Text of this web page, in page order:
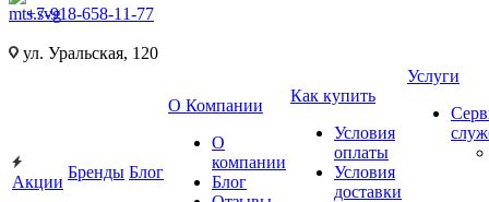
+7-918-658-11-77
ул. Уральская, 120
Акции
Бренды Блог
О Компании
О
компании
Блог
Как купить
Условия
оплаты
Условия
доставки
Услуги